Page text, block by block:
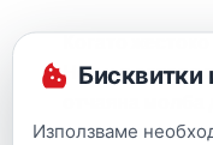
Нел и я оставя
готова на
Бисквитки
Използваме